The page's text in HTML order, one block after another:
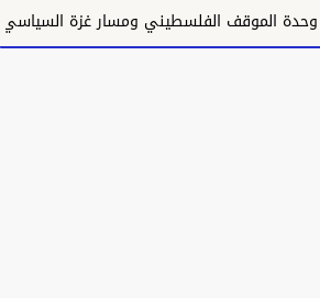
ومسار غزة السياسي مكانة